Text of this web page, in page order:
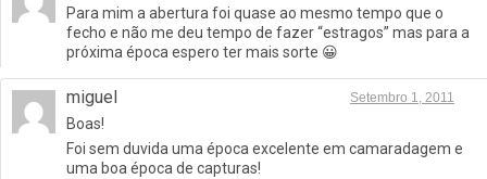
Para mim a abertura foi quase ao mesmo tempo que o
fecho e não me deu tempo de fazer “estragos” mas para a
próxima época espero ter mais sorte 😀
miguel Setembro 1, 2011
Boas!
Foi sem duvida uma época excelente em camaradagem e
uma boa época de capturas!